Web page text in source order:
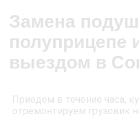
Замена
полуприцепе
выездом в
Приедем в течение часа,
отремонтируем грузовик